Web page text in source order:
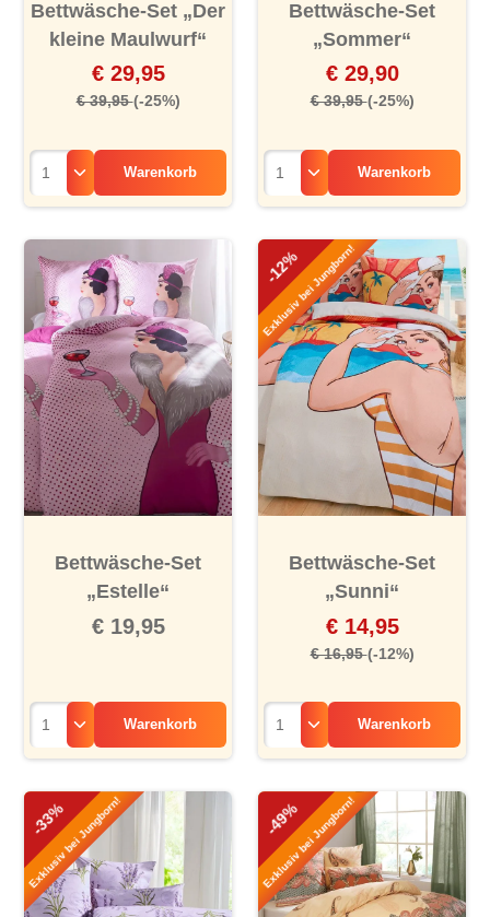
Bettwäsche-Set „Der
kleine Maulwurf“
€ 29,95
€ 39,95(-25%)
Warenkorb
Bettwäsche-Set
„Sommer“
€ 29,90
€ 39,95(-25%)
Warenkorb
Bettwäsche-Set
„Estelle“
€ 19,95
Warenkorb
-12%
Exklusiv bei Jungborn!
Bettwäsche-Set
„Sunni“
€ 14,95
€ 16,95(-12%)
Warenkorb
-33%
Exklusiv bei Jungborn! -49%
Exklusiv bei Jungborn!